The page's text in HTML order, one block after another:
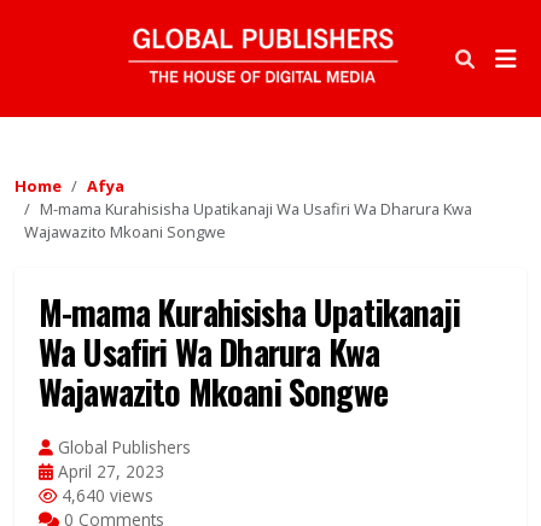
Home
Afya
M-mama Kurahisisha Upatikanaji Wa Usafiri Wa Dharura Kwa
Wajawazito Mkoani Songwe
M-mama Kurahisisha Upatikanaji
Wa Usafiri Wa Dharura Kwa
Wajawazito Mkoani Songwe
Global Publishers
April 27, 2023
4,640 views
0 Comments